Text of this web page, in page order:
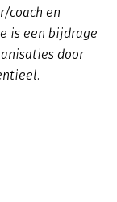
coach en
is een bijdrage
door